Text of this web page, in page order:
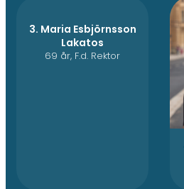
3. Maria Esbjörnsson
Lakatos
69 år, F.d. Rektor